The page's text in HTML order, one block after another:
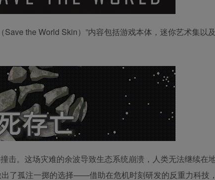
the World Skin）”内容包括游戏本体，迷你艺术集以
击。这场灾难的余波导致生态系统崩溃，人类无法继续在
了孤注一掷的选择——借助在危机时刻研发的反重力科技